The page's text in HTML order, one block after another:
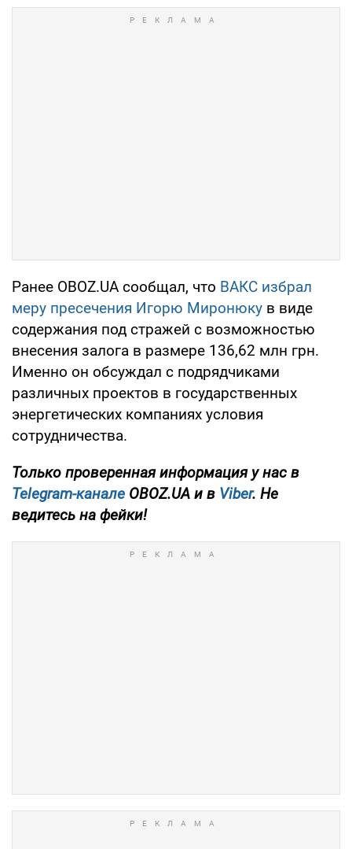
Ранее OBOZ.UA сообщал, что ВАКС избрал
меру пресечения Игорю Миронюку в виде
содержания под стражей с возможностью
внесения залога в размере 136,62 млн грн.
Именно он обсуждал с подрядчиками
различных проектов в государственных
энергетических компаниях условия
сотрудничества.
Только проверенная информация у нас в
Telegram-канале OBOZ.UA и в Viber. Не
ведитесь на фейки!